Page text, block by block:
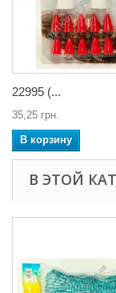
22995 (...
35,25 грн.
В корзину
В ЭТОЙ